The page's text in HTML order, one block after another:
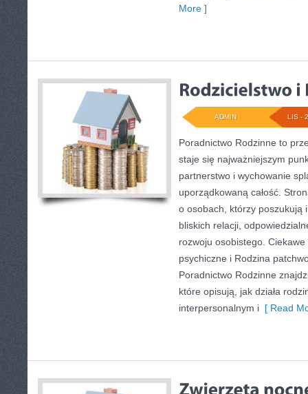
More ]
LIS -
ADMIN
Poradnictwo Rodzinne to
staje się najważniejszym
partnerstwo i wychowanie
uporządkowaną całość.
o osobach, którzy poszukują
bliskich relacji,
rozwoju osobistego.
psychiczne i Rodzina
Poradnictwo Rodzinne
które opisują, jak działa
interpersonalnym i [ Read